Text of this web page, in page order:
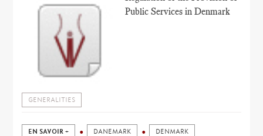
Public Services in Denmark
GENERALITIES
EN SAVOIR + DANEMARK DENMARK